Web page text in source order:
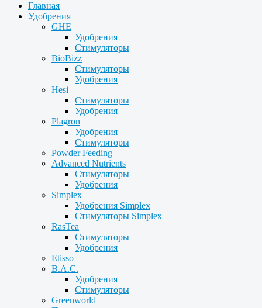
Главная
Удобрения
GHE
Удобрения
Стимуляторы
BioBizz
Стимуляторы
Удобрения
Hesi
Стимуляторы
Удобрения
Plagron
Удобрения
Стимуляторы
Powder Feeding
Advanced Nutrients
Стимуляторы
Удобрения
Simplex
Удобрения Simplex
Стимуляторы Simplex
RasTea
Стимуляторы
Удобрения
Etisso
B.A.C.
Удобрения
Стимуляторы
Greenworld